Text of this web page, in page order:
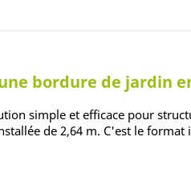
bordure de jardin
simple et efficace pour
de 2,64 m. C'est le